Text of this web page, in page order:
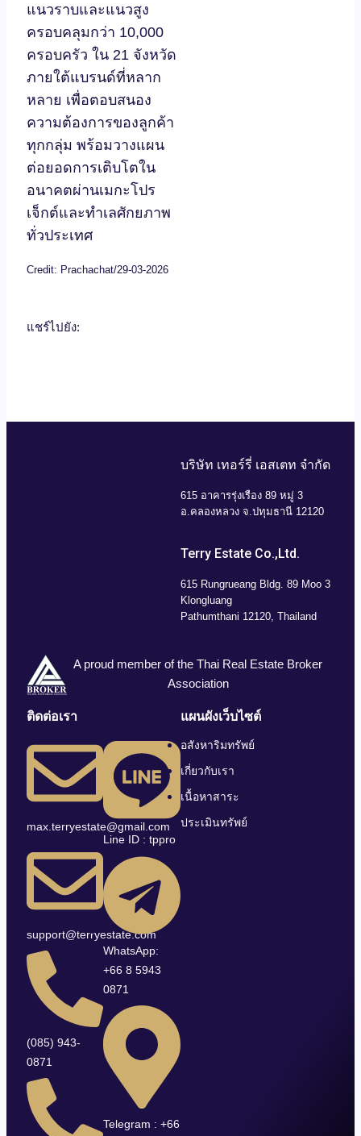
แนวราบและแนวสูง
ครอบคลุมกว่า 10,000
ครอบครัว ใน 21 จังหวัด
ภายใต้แบรนด์ที่หลาก
หลาย เพื่อตอบสนอง
ความต้องการของลูกค้า
ทุกกลุ่ม พร้อมวางแผน
ต่อยอดการเติบโตใน
อนาคตผ่านเมกะโปร
เจ็กต์และทำเลศักยภาพ
ทั่วประเทศ
Credit: Prachachat/29-03-2026
แชร์ไปยัง:
บริษัท เทอร์รี่ เอสเตท จำกัด
615 อาคารรุ่งเรือง 89 หมู่ 3
อ.คลองหลวง จ.ปทุมธานี 12120
Terry Estate Co.,Ltd.
615 Rungrueang Bldg. 89 Moo 3
Klongluang
Pathumthani 12120, Thailand
A proud member of the Thai Real Estate Broker
Association
ติดต่อเรา
max.terryestate@gmail.com
support@terryestate.com
(085) 943-
0871
Line ID : tppro
WhatsApp:
+66 8 5943
0871
Telegram : +66
แผนผังเว็บไซต์
อสังหาริมทรัพย์
เกี่ยวกับเรา
เนื้อหาสาระ
ประเมินทรัพย์